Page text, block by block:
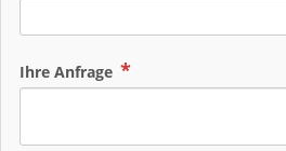
Ihre Anfrage